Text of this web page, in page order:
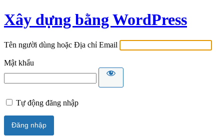
Xây dựng bằng WordPress
Tên người dùng hoặc Địa chỉ Email
Mật khẩu
Tự động đăng nhập